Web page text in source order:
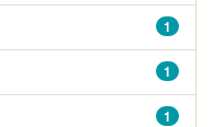
1
1
1